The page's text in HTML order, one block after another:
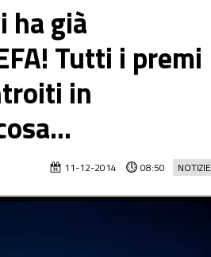
ha già
Tutti i premi
in
NOTIZIE
11-12-2014 08:50